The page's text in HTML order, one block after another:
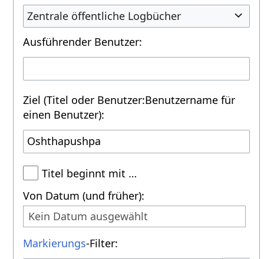
Zentrale öffentliche Logbücher
Ausführender Benutzer:
Ziel (Titel oder Benutzer:Benutzername für
einen Benutzer):
Titel beginnt mit …
Von Datum (und früher):
Kein Datum ausgewählt
Markierungs-Filter: